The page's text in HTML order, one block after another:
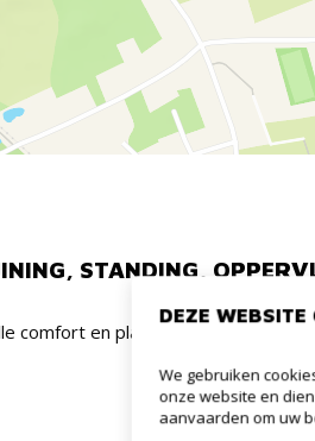
STANDING,
comfort en plaats (nieuw)
DEZE WEBSITE
We gebruiken
onze website en
aanvaarden om uw